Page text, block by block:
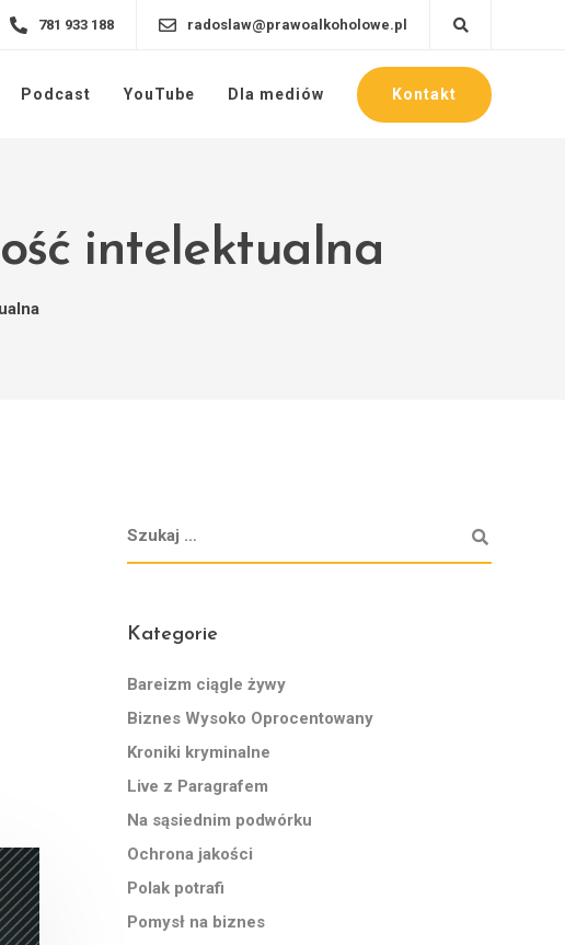
781 933 188 radoslaw@prawoalkoholowe.pl
Podcast YouTube Dla mediów Kontakt
intelektualna
Kategorie
Bareizm ciągle żywy
Biznes Wysoko Oprocentowany
Kroniki kryminalne
Live z Paragrafem
Na sąsiednim podwórku
Ochrona jakości
Polak potrafi
Pomysł na biznes